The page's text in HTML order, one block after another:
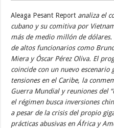
Aleaga Pesant Report analiza el
cubano y su comitiva por
más de medio millón de
de altos funcionarios como
Miera y Óscar Pérez Oliva. El
coincide con un nuevo
tensiones en el Caribe, la
Guerra Mundial y reuniones del
el régimen busca inversiones
a pesar de la crisis del propio
prácticas abusivas en África y